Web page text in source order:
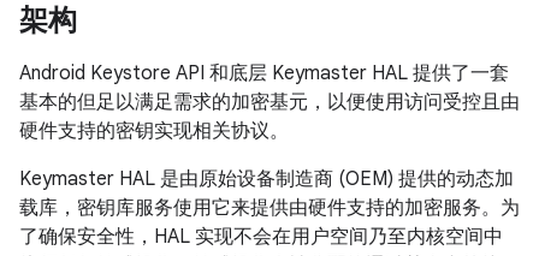
架构
Android Keystore API 和底层 Keymaster HAL 提供了一套
基本的但足以满足需求的加密基元，以便使用访问受控且由
硬件支持的密钥实现相关协议。
Keymaster HAL 是由原始设备制造商 (OEM) 提供的动态加
载库，密钥库服务使用它来提供由硬件支持的加密服务。为
了确保安全性，HAL 实现不会在用户空间乃至内核空间中